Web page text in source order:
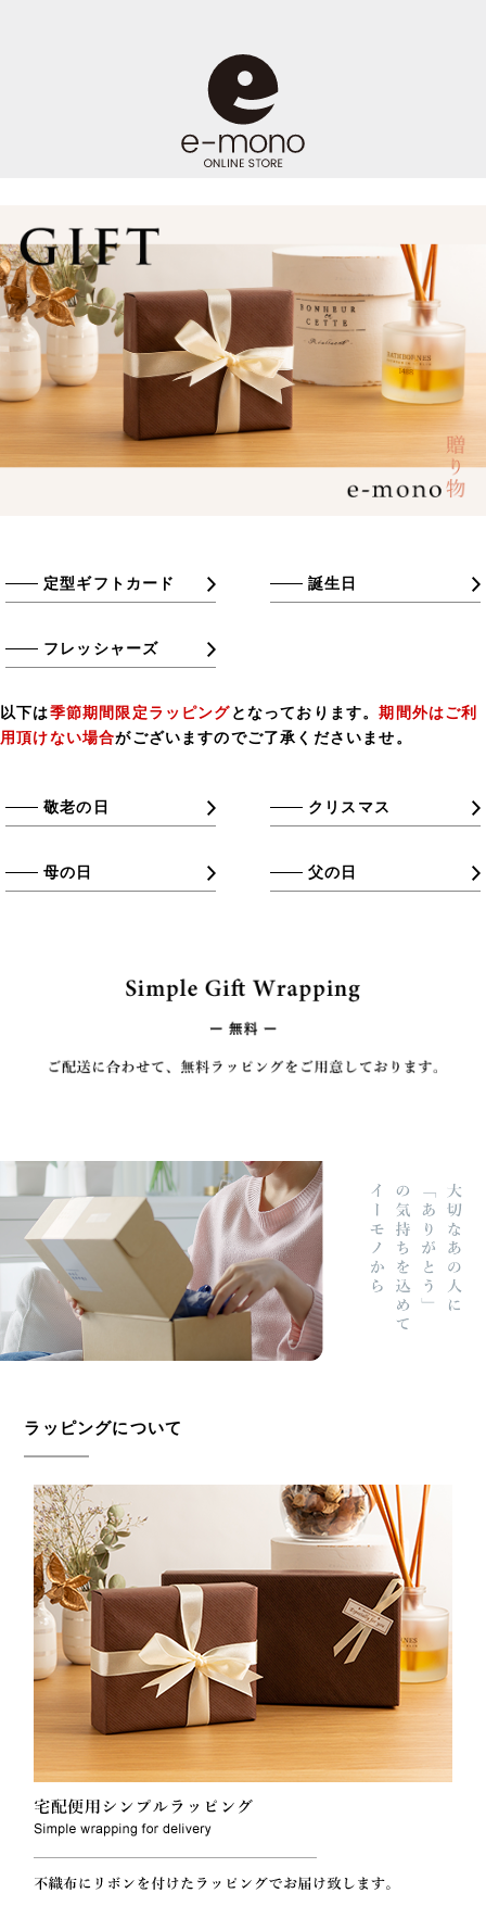
定型ギフトカード 誕生日
フレッシャーズ
以下は季節期間限定ラッピングとなっております。期間外はご利
用頂けない場合がございますのでご了承くださいませ。
敬老の日 クリスマス
母の日 父の日
ラッピングについて